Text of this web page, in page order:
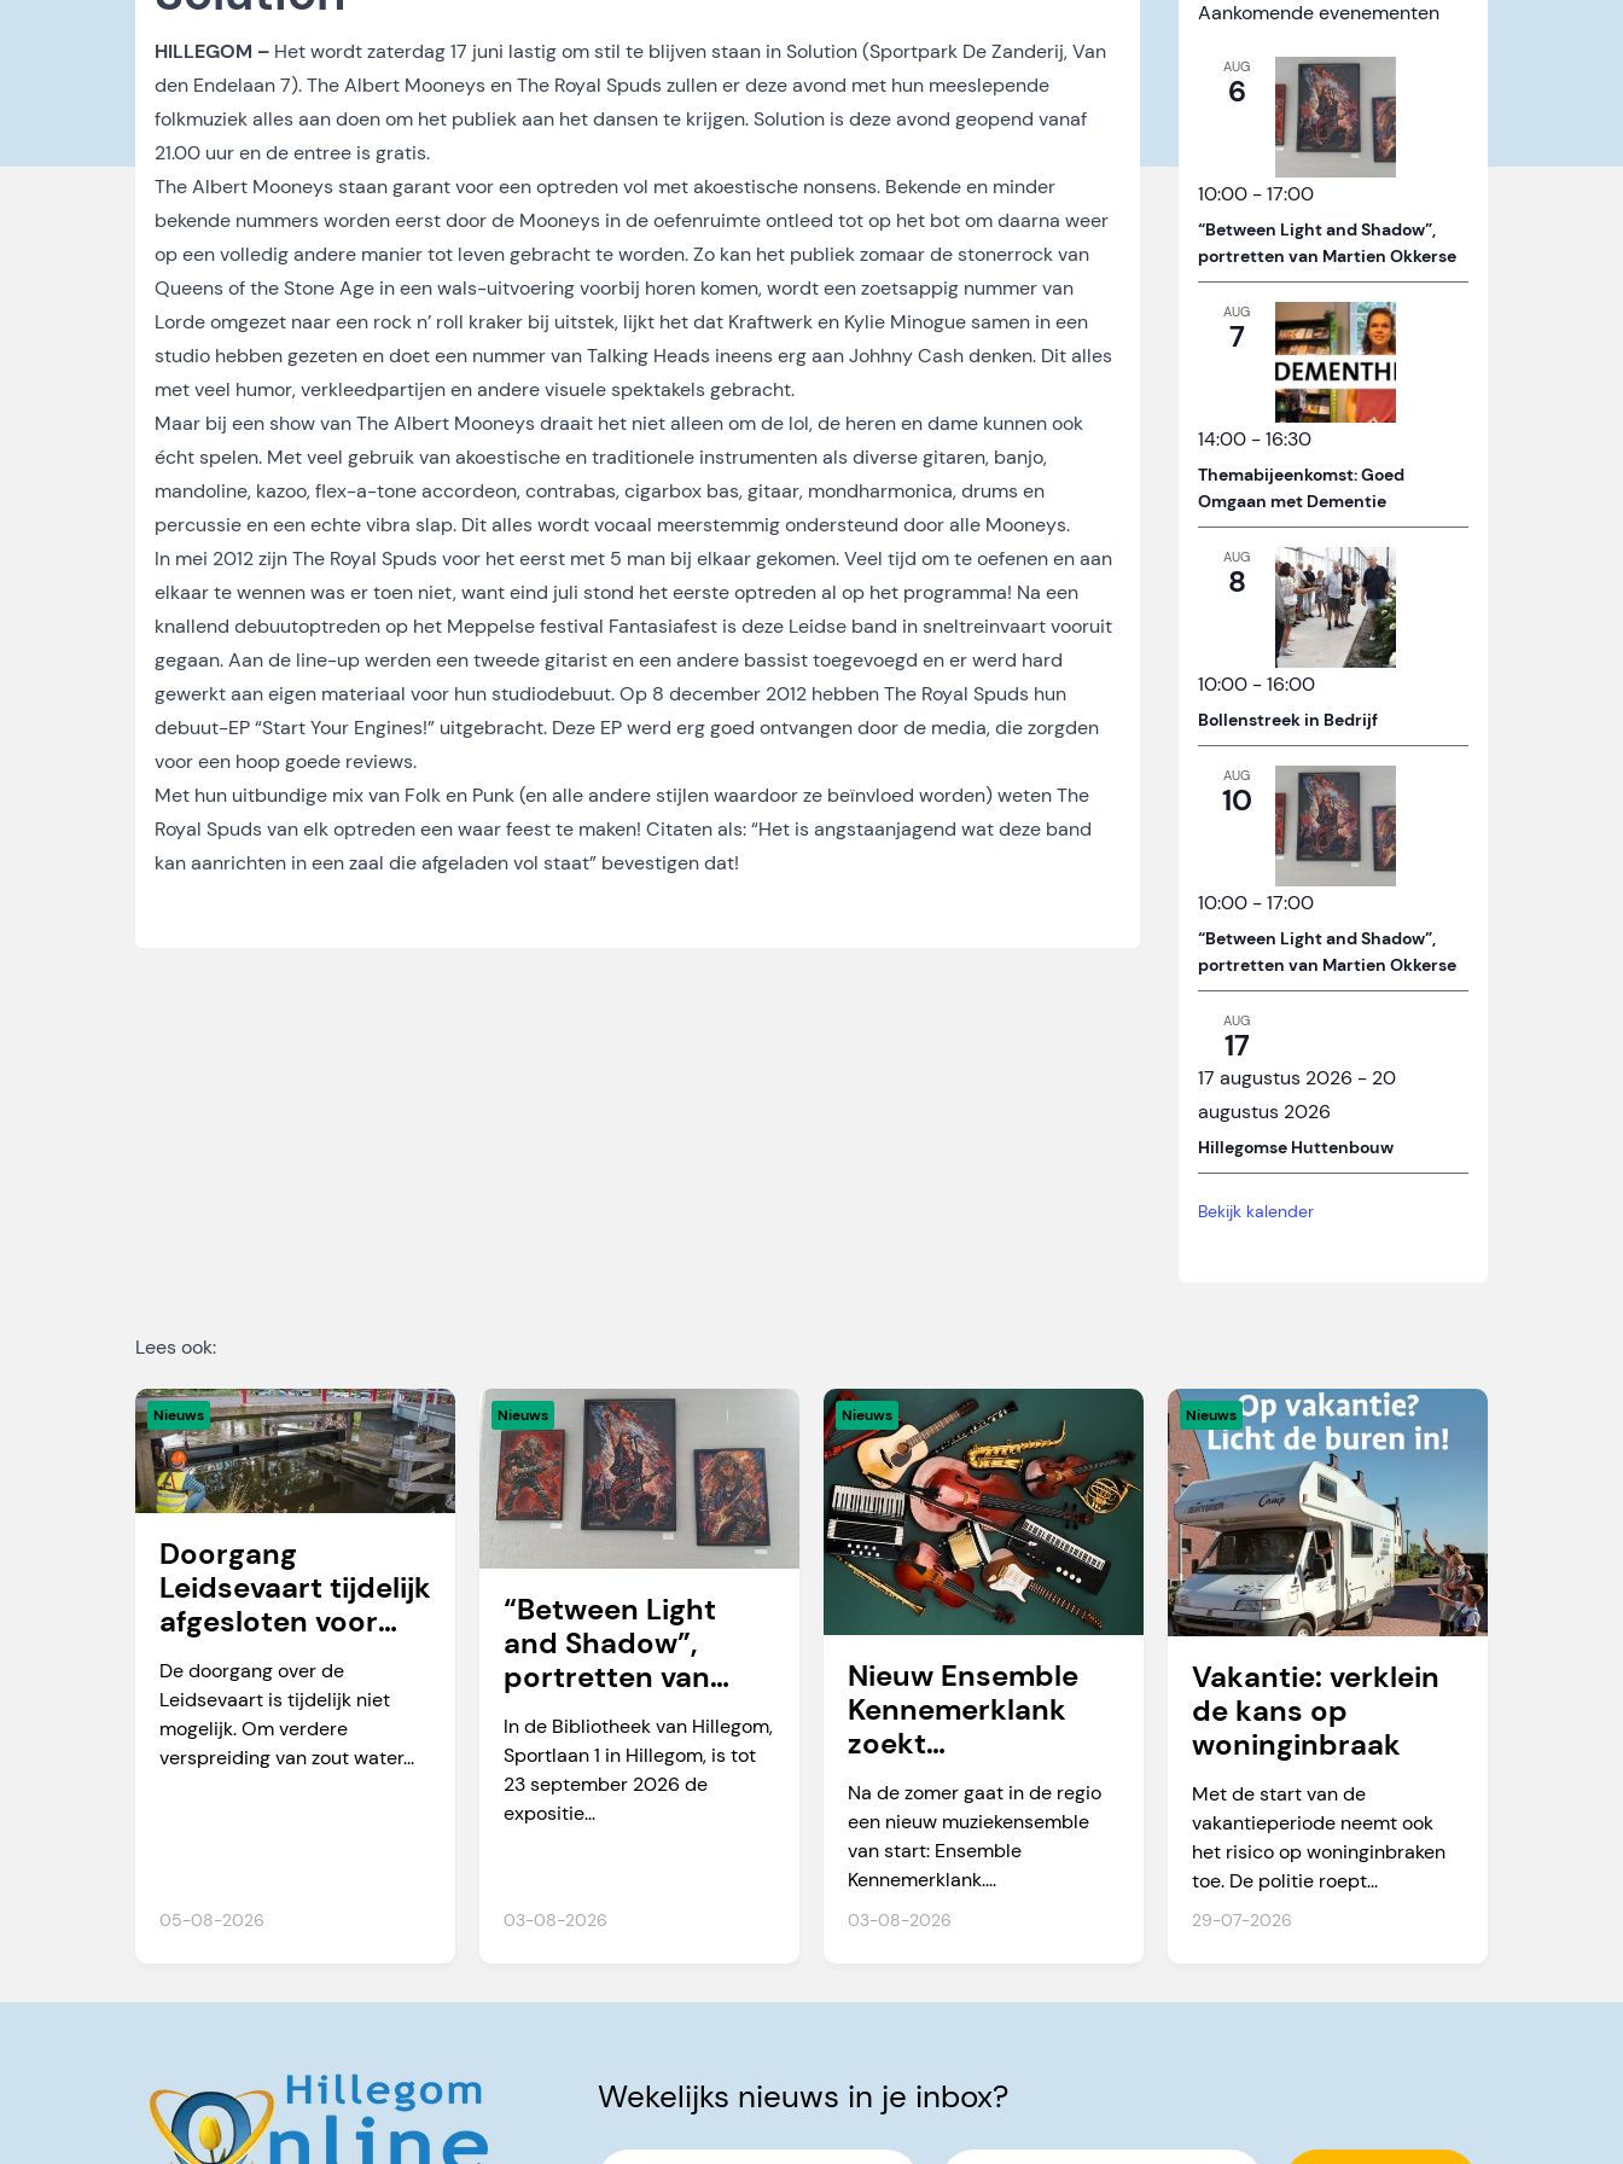
HILLEGOM – Het wordt zaterdag 17 juni lastig om stil te blijven staan in Solution (Sportpark De Zanderij, Van
den Endelaan 7). The Albert Mooneys en The Royal Spuds zullen er deze avond met hun meeslepende
folkmuziek alles aan doen om het publiek aan het dansen te krijgen. Solution is deze avond geopend vanaf
21.00 uur en de entree is gratis.
The Albert Mooneys staan garant voor een optreden vol met akoestische nonsens. Bekende en minder
bekende nummers worden eerst door de Mooneys in de oefenruimte ontleed tot op het bot om daarna weer
op een volledig andere manier tot leven gebracht te worden. Zo kan het publiek zomaar destonerrock van
Queens of the Stone Age in een wals-uitvoering voorbij horen komen, wordt een zoetsappig nummer van
Lorde omgezet naar een rock n’ roll kraker bij uitstek, lijkt het dat Kraftwerk en Kylie Minogue samen in een
studio hebben gezeten en doet een nummer van Talking Heads ineens erg aan Johhny Cash denken. Dit alles
met veel humor, verkleedpartijen en andere visuele spektakels gebracht.
Maar bij een show van The Albert Mooneys draait het niet alleen om de lol, de heren en dame kunnen ook
écht spelen. Met veel gebruik van akoestische en traditionele instrumenten als diverse gitaren, banjo,
mandoline, kazoo, flex-a-tone accordeon, contrabas, cigarbox bas, gitaar, mondharmonica, drums en
percussie en een echte vibra slap. Dit alles wordt vocaal meerstemmig ondersteund door alle Mooneys.
In mei 2012 zijn The Royal Spuds voor het eerst met 5 man bij elkaar gekomen. Veel tijd om te oefenen en aan
elkaar te wennen was er toen niet, want eind juli stond het eerste optreden al op het programma! Na een
knallend debuutoptreden op het Meppelse festival Fantasiafest is deze Leidse band in sneltreinvaart vooruit
gegaan. Aan de line-up werden een tweede gitarist en een andere bassist toegevoegd en er werd hard
gewerkt aan eigen materiaal voor hun studiodebuut. Op 8 december 2012 hebben The Royal Spuds hun
debuut-EP “Start Your Engines!” uitgebracht. Deze EP werd erg goed ontvangen door de media, die zorgden
voor een hoop goede reviews.
Met hun uitbundige mix van Folk en Punk (en alle andere stijlen waardoor ze beïnvloed worden) weten The
Royal Spuds van elk optreden een waar feest te maken! Citaten als: “Het is angstaanjagend wat deze band
kan aanrichten in een zaal die afgeladen vol staat” bevestigen dat!
Aankomende evenementen
AUG
6
10:00 -17:00
“Between Light and Shadow”,
portretten van Martien Okkerse
AUG
7
14:00 -16:30
Themabijeenkomst: Goed
Omgaan met Dementie
AUG
8
10:00 -16:00
Bollenstreek in Bedrijf
AUG
10
10:00 -17:00
“Between Light and Shadow”,
portretten van Martien Okkerse
AUG
17
17 augustus 2026 - 20
augustus 2026
Hillegomse Huttenbouw
Bekijk kalender
Lees ook:
Nieuws
05-08-2026
Doorgang
Leidsevaart tijdelijk
afgesloten voor
vaarverkeer
De doorgang over de
Leidsevaart is tijdelijk niet
mogelijk. Om verdere
verspreiding van zout water...
Nieuws
03-08-2026
“Between Light
and Shadow”,
portretten van
Martien Okkerse
In de Bibliotheek van Hillegom,
Sportlaan 1 in Hillegom, is tot
23 september 2026 de
expositie...
Nieuws
03-08-2026
Nieuw Ensemble
Kennemerklank
zoekt
amateurmuzikante
n
Na de zomer gaat in de regio
een nieuw muziekensemble
van start: Ensemble
Kennemerklank....
Nieuws
29-07-2026
Vakantie: verklein
de kans op
woninginbraak
Met de start van de
vakantieperiode neemt ook
het risico op woninginbraken
toe. De politie roept...
Wekelijks nieuws in je inbox?